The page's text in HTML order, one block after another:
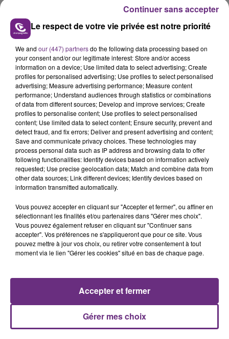
L'INSPECTION DU TRAVAIL RAPPELLE À
L'ORDRE SUR LES CONDITIONS DE...
Alors que les dates de début des vendange 2026
s'est avéré être plus précoce que prévu,
l'inspection du Travail en profite pour rappeler
les conditions de...
TITRES DIFFUSÉS
20h54
20h54
TEDDY SWIMS
Lose Control
20h48
20h48
RED HOT CHILI PEPPERS
Californication
20h45
20h45 20h42
20h42
Le respect de votre vie privée est notre priorité
We and our (447) partnersdo the following data processing based on
your consent and/or our legitimate interest: Store and/or access
information on a device; Use limited data to select advertising; Create
profiles for personalised advertising; Use profiles to select personalised
advertising; Measure advertising performance; Measure content
performance; Understand audiences through statistics or combinations
of data from different sources; Develop and improve services; Create
profiles to personalise content; Use profiles to select personalised
content; Use limited data to select content; Ensure security, prevent and
detect fraud, and fix errors; Deliver and present advertising and content;
Save and communicate privacy choices. These technologies may
process personal data such as IP address and browsing data to offer
following functionalities: Identify devices based on information actively
requested; Use precise geolocation data; Match and combine data from
other data sources; Link different devices; Identify devices based on
information transmitted automatically.
Vous pouvez accepter en cliquant sur "Accepter et fermer", ou affiner en
sélectionnant les finalités et/ou partenaires dans "Gérer mes choix".
Vous pouvez également refuser en cliquant sur "Continuer sans
accepter". Vos préférences ne s'appliqueront que pour ce site. Vous
pouvez mettre à jour vos choix, ou retirer votre consentement à tout
moment via le lien "Gérer les cookies" situé en bas de chaque page.
Gérer mes choix
Accepter et fermer
Continuer sans accepter